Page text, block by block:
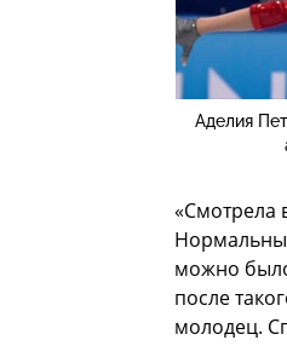
Аделия
«Смотрела
можно
после
молодец.